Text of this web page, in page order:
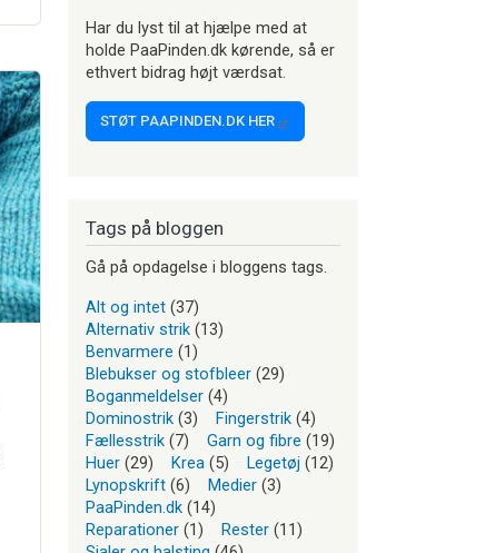
Har du lyst til at hjælpe med at
holde PaaPinden.dk kørende, så er
ethvert bidrag højt værdsat.
STØT PAAPINDEN.DK HER
Tags på bloggen
Gå på opdagelse i bloggens tags.
Alt og intet (37)
Alternativ strik (13)
Benvarmere (1)
Blebukser og stofbleer (29)
Boganmeldelser (4)
Dominostrik (3) Fingerstrik (4)
Fællesstrik (7) Garn og fibre (19)
Huer (29) Krea (5) Legetøj (12)
Lynopskrift (6) Medier (3)
PaaPinden.dk (14)
Reparationer (1) Rester (11)